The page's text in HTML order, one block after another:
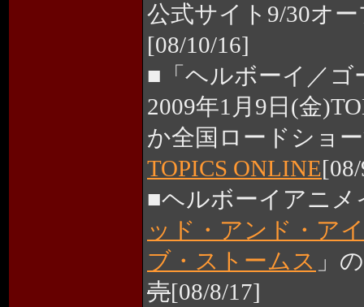
公式サイト9/30オ
[08/10/16]
■「ヘルボーイ／ゴ
2009年1月9日(金
か全国ロードショ
TOPICS ONLINE
■ヘルボーイアニ
ッド・アンド・ア
ブ・ストームス 」
売[08/8/17]